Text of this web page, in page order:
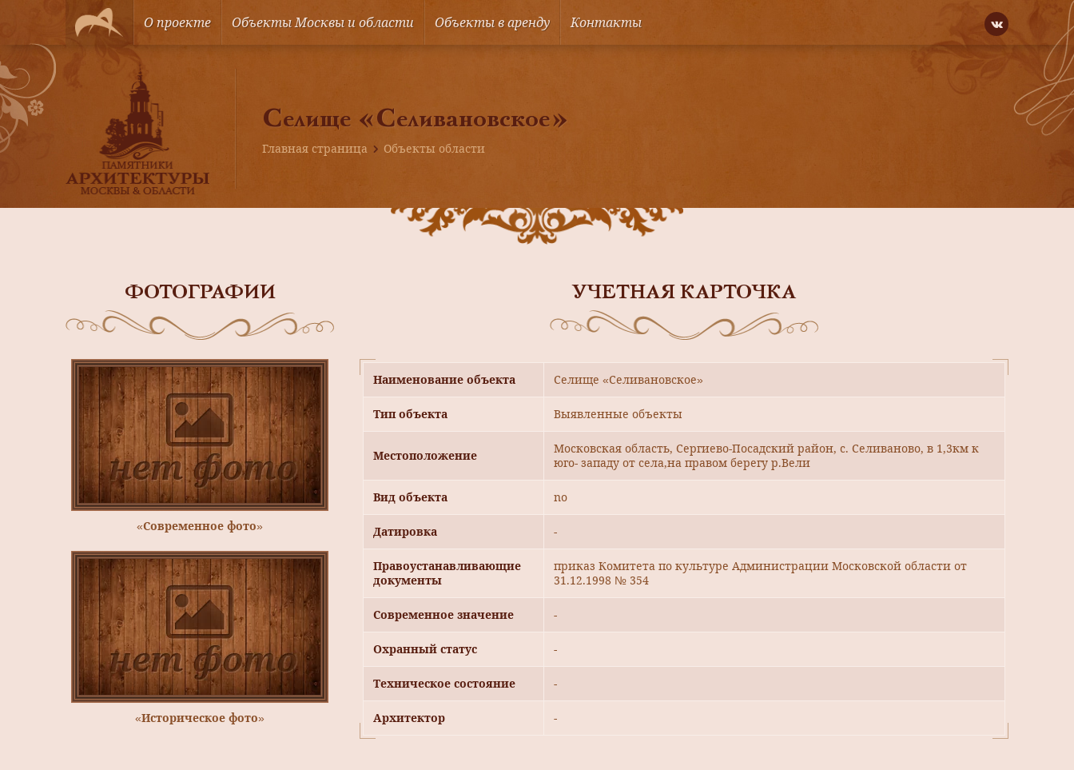
О проекте Объекты Москвы и области Объекты в аренду Контакты
Селище «Селивановское»
Главная страница Объекты области
ФОТОГРАФИИ
«Современное фото»
«Историческое фото»
УЧЕТНАЯ КАРТОЧКА
Наименование объекта Селище «Селивановское»
Тип объекта Выявленные объекты
Местоположение
Московская область, Сергиево-Посадский район, с. Селиваново, в 1,3км к
юго- западу от села,на правом берегу р.Вели
Вид объекта no
Датировка -
Правоустанавливающие
документы
приказ Комитета по культуре Администрации Московской области от
31.12.1998 № 354
Современное значение -
Охранный статус -
Техническое состояние -
Архитектор -